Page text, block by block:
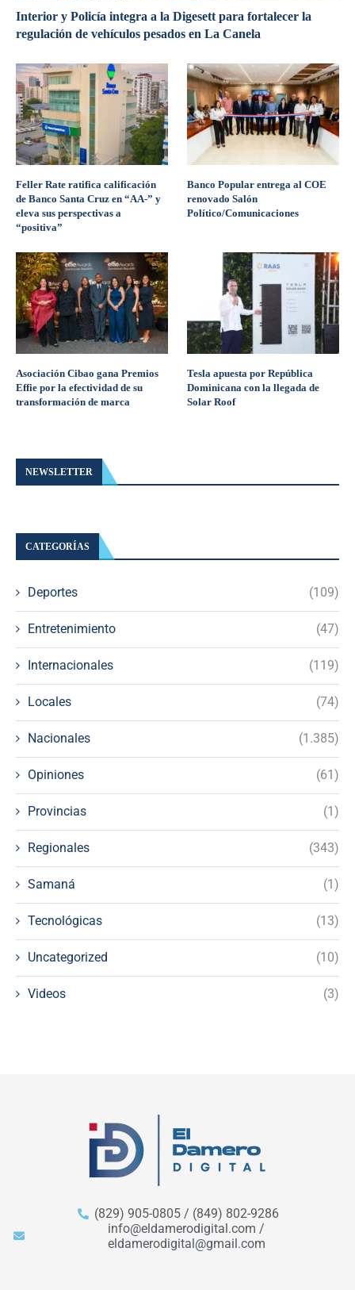
Interior y Policía integra a la Digesett para fortalecer la
regulación de vehículos pesados en La Canela
Feller Rate ratifica calificación
de Banco Santa Cruz en “AA-” y
eleva sus perspectivas a
“positiva”
Banco Popular entrega al COE
renovado Salón
Político/Comunicaciones
Asociación Cibao gana Premios
Effie por la efectividad de su
transformación de marca
Tesla apuesta por República
Dominicana con la llegada de
Solar Roof
NEWSLETTER
CATEGORÍAS
Deportes (109)
Entretenimiento (47)
Internacionales (119)
Locales (74)
Nacionales (1.385)
Opiniones (61)
Provincias (1)
Regionales (343)
Samaná (1)
Tecnológicas (13)
Uncategorized (10)
Videos (3)
(829) 905-0805 / (849) 802-9286
info@eldamerodigital.com /
eldamerodigital@gmail.com